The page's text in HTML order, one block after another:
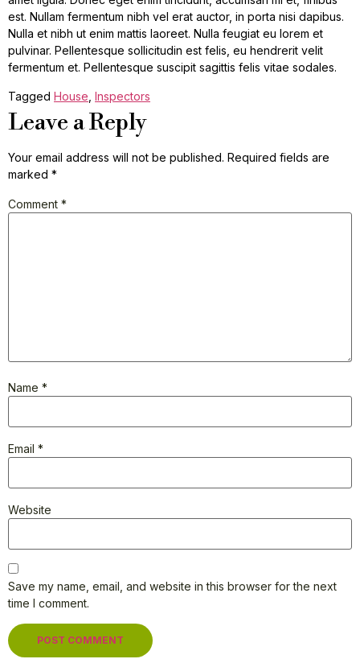
est. Nullam fermentum nibh vel erat auctor, in porta nisi dapibus.
Nulla et nibh ut enim mattis laoreet. Nulla feugiat eu lorem et
pulvinar. Pellentesque sollicitudin est felis, eu hendrerit velit
fermentum et. Pellentesque suscipit sagittis felis vitae sodales.
Tagged House Inspectors
Leave a Reply
Your email address will not be published. Required fields are
marked *
Comment *
Name *
Email *
Website
Save my name, email, and website in this browser for the next
time I comment.